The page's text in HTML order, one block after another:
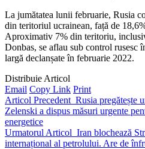
La jumătatea lunii februarie, Rusia
din teritoriul ucrainean, față de
Aproximativ 7% din teritoriu,
Donbas, se aflau sub control rusesc
largă declanșate în februarie 2022.
Distribuie Articol
Email Copy Link Print
Articol Precedent Rusia pregătește
Zelenski a dispus măsuri urgente
energetice
Urmatorul Articol Iran blochează
internațional al petrolului. Are de